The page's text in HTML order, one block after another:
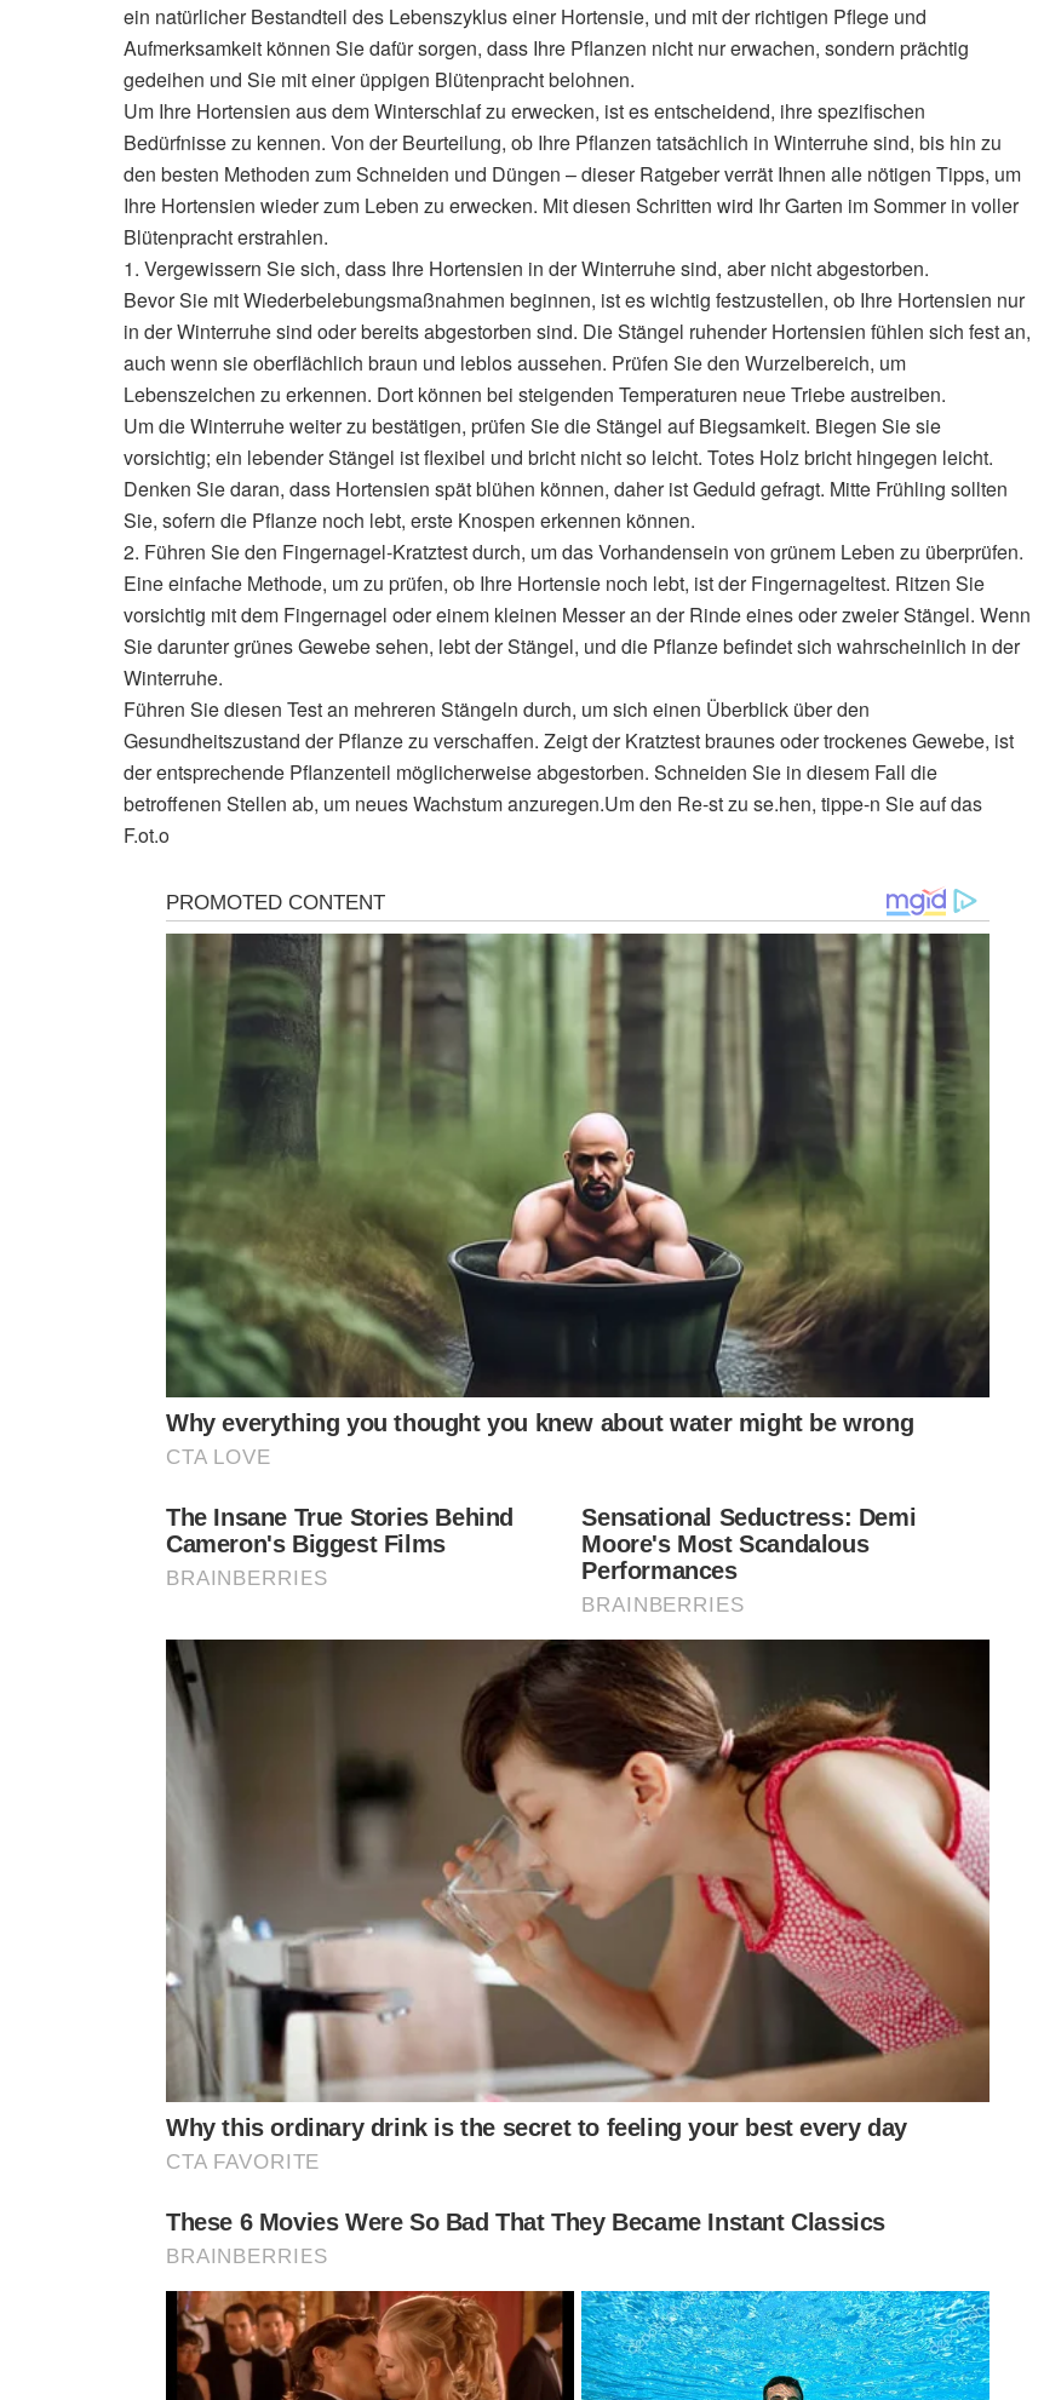
ein natürlicher Bestandteil des Lebenszyklus einer Hortensie, und mit der richtigen Pflege und
Aufmerksamkeit können Sie dafür sorgen, dass Ihre Pflanzen nicht nur erwachen, sondern prächtig
gedeihen und Sie mit einer üppigen Blütenpracht belohnen.
Um Ihre Hortensien aus dem Winterschlaf zu erwecken, ist es entscheidend, ihre spezifischen
Bedürfnisse zu kennen. Von der Beurteilung, ob Ihre Pflanzen tatsächlich in Winterruhe sind, bis hin zu
den besten Methoden zum Schneiden und Düngen – dieser Ratgeber verrät Ihnen alle nötigen Tipps, um
Ihre Hortensien wieder zum Leben zu erwecken. Mit diesen Schritten wird Ihr Garten im Sommer in voller
Blütenpracht erstrahlen.
1. Vergewissern Sie sich, dass Ihre Hortensien in der Winterruhe sind, aber nicht abgestorben.
Bevor Sie mit Wiederbelebungsmaßnahmen beginnen, ist es wichtig festzustellen, ob Ihre Hortensien nur
in der Winterruhe sind oder bereits abgestorben sind. Die Stängel ruhender Hortensien fühlen sich fest an,
auch wenn sie oberflächlich braun und leblos aussehen. Prüfen Sie den Wurzelbereich, um
Lebenszeichen zu erkennen. Dort können bei steigenden Temperaturen neue Triebe austreiben.
Um die Winterruhe weiter zu bestätigen, prüfen Sie die Stängel auf Biegsamkeit. Biegen Sie sie
vorsichtig; ein lebender Stängel ist flexibel und bricht nicht so leicht. Totes Holz bricht hingegen leicht.
Denken Sie daran, dass Hortensien spät blühen können, daher ist Geduld gefragt. Mitte Frühling sollten
Sie, sofern die Pflanze noch lebt, erste Knospen erkennen können.
2. Führen Sie den Fingernagel-Kratztest durch, um das Vorhandensein von grünem Leben zu überprüfen.
Eine einfache Methode, um zu prüfen, ob Ihre Hortensie noch lebt, ist der Fingernageltest. Ritzen Sie
vorsichtig mit dem Fingernagel oder einem kleinen Messer an der Rinde eines oder zweier Stängel. Wenn
Sie darunter grünes Gewebe sehen, lebt der Stängel, und die Pflanze befindet sich wahrscheinlich in der
Winterruhe.
Führen Sie diesen Test an mehreren Stängeln durch, um sich einen Überblick über den
Gesundheitszustand der Pflanze zu verschaffen. Zeigt der Kratztest braunes oder trockenes Gewebe, ist
der entsprechende Pflanzenteil möglicherweise abgestorben. Schneiden Sie in diesem Fall die
betroffenen Stellen ab, um neues Wachstum anzuregen.Um den Re-st zu se.hen, tippe-n Sie auf das
F.ot.o